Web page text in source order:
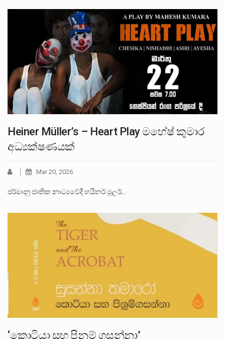
Heiner Müller’s – Heart Play මහේෂ් කුමාර
අධ්‍යක්ෂණයක්
Mar 20, 2026
ජර්මානු ජාතික නාට්‍යවේදී හයිනර් මූලර්…
‘කොටියා සහ පිනුම් ගසන්නා’